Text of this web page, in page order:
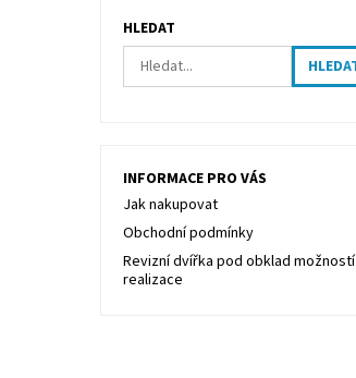
HLEDAT
INFORMACE PRO VÁS
Jak nakupovat
Obchodní podmínky
Revizní dvířka pod obklad možností
realizace